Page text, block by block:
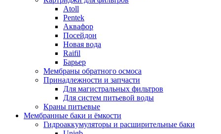
Atoll
Pentek
Аквафор
Посейдон
Новая вода
Raifil
Барьер
Мембраны обратного осмоса
Принадлежности и запчасти
Для магистральных фильтров
Для систем питьевой воды
Краны питьевые
Мембранные баки и ёмкости
Гидроаккумуляторы и расширительные баки